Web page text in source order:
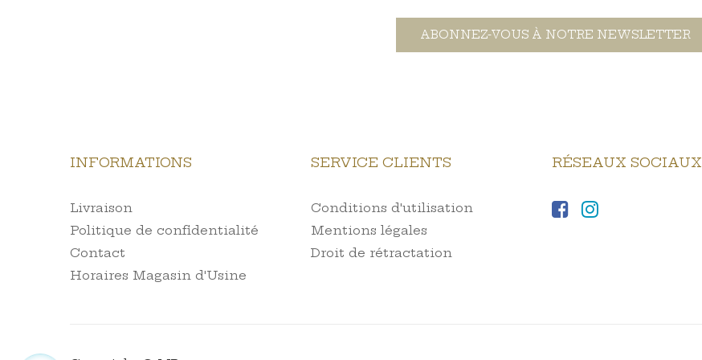
ABONNEZ-VOUS À NOTRE NEWSLETTER
INFORMATIONS
Livraison
Politique de confidentialité
Contact
Horaires Magasin d'Usine
SERVICE CLIENTS
Conditions d'utilisation
Mentions légales
Droit de rétractation
RÉSEAUX SOCIAUX